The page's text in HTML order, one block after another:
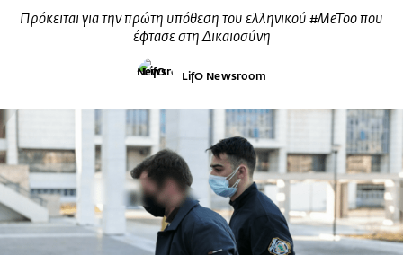
Πρόκειται για την πρώτη υπόθεση του ελληνικού #MeToo που
έφτασε στη Δικαιοσύνη
LifO Newsroom